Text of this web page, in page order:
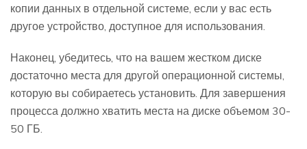
копии данных в отдельной системе, если у вас есть
другое устройство, доступное для использования.
Наконец, убедитесь, что на вашем жестком диске
достаточно места для другой операционной системы,
которую вы собираетесь установить. Для завершения
процесса должно хватить места на диске объемом 30-
50 ГБ.